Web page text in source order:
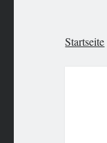
Startseite